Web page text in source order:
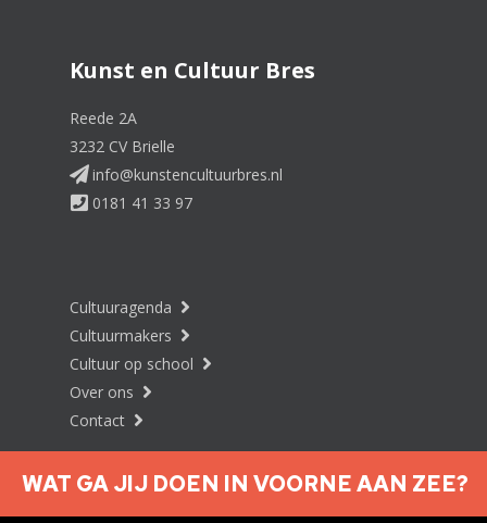
Kunst en Cultuur Bres
Reede 2A
3232 CV Brielle
info@kunstencultuurbres.nl
0181 41 33 97
Cultuuragenda
Cultuurmakers
Cultuur op school
Over ons
Contact
WAT GA JIJ DOEN IN VOORNE AAN ZEE?